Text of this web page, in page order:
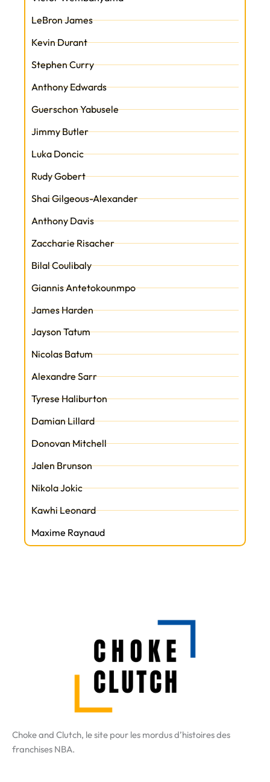
LeBron James
Kevin Durant
Stephen Curry
Anthony Edwards
Guerschon Yabusele
Jimmy Butler
Luka Doncic
Rudy Gobert
Shai Gilgeous-Alexander
Anthony Davis
Zaccharie Risacher
Bilal Coulibaly
Giannis Antetokounmpo
James Harden
Jayson Tatum
Nicolas Batum
Alexandre Sarr
Tyrese Haliburton
Damian Lillard
Donovan Mitchell
Jalen Brunson
Nikola Jokic
Kawhi Leonard
Maxime Raynaud
Choke and Clutch, le site pour les mordus d’histoires des
franchises NBA.